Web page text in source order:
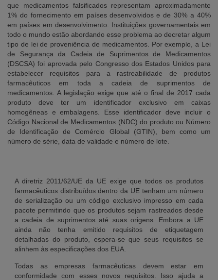
que medicamentos falsificados representam aproximadamente
1% do fornecimento em países desenvolvidos e de 30% a 40%
em países em desenvolvimento. Instituições governamentais em
todo o mundo estão abordando esse problema ao decretar algum
tipo de lei de proveniência de medicamentos. Por exemplo, a Lei
de Segurança da Cadeia de Suprimentos de Medicamentos
(DSCSA) foi aprovada pelo Congresso dos Estados Unidos para
estabelecer requisitos para a rastreabilidade de produtos
farmacêuticos em toda a cadeia de suprimentos de
medicamentos. A legislação exige que até o final de 2017 cada
produto deve ter um identificador exclusivo em caixas
homogêneas e embalagens. Esse identificador deve incluir o
Código Nacional de Medicamentos (NDC) do produto ou Número
de Identificação de Comércio Global (GTIN), bem como um
número de série, data de validade e número de lote.
A diretriz 2011/62/UE da UE exige que todos os produtos
farmacêuticos distribuídos dentro da UE tenham um número
de serialização ou um código exclusivo impresso em cada
pacote permitindo que os produtos sejam rastreados desde
a cadeia de suprimentos até suas origens. Embora a UE
ainda não tenha emitido requisitos de etiquetagem
detalhadas do produto, espera-se que seus requisitos se
alinhem às especificações dos EUA.
Todas as empresas farmacêuticas devem estar em
conformidade com esses novos requisitos. Isso ajuda a